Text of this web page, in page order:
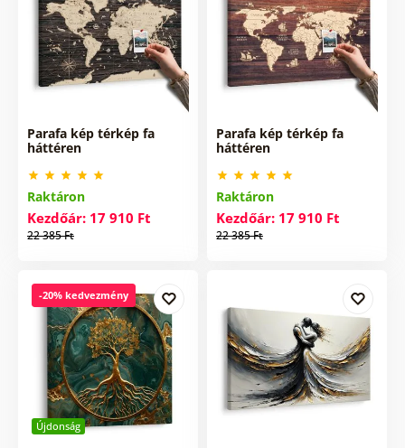
Parafa kép térkép fa
háttéren
Raktáron
Kezdőár: 17 910 Ft
22 385 Ft
Parafa kép térkép fa
háttéren
Raktáron
Kezdőár: 17 910 Ft
22 385 Ft
Újdonság
-20% kedvezmény